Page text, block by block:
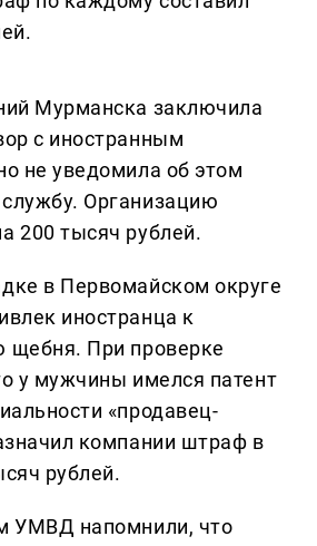
Мурманска заключила
с иностранным
не уведомила об этом
Организацию
200 тысяч рублей.
в Первомайском округе
иностранца к
щебня. При проверке
у мужчины имелся патент
«продавец-
компании штраф в
рублей.
УМВД напомнили, что